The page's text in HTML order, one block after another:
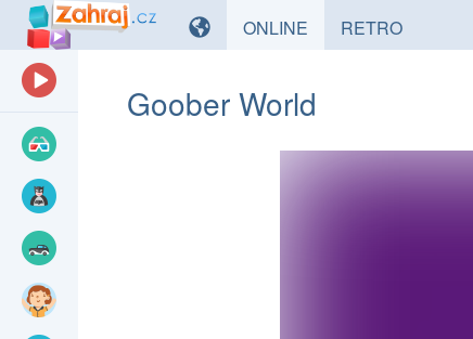
ONLINE HRYRETROHRY
Goober World